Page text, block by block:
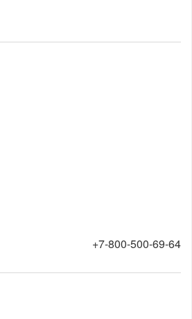
+7-800-500-69-64